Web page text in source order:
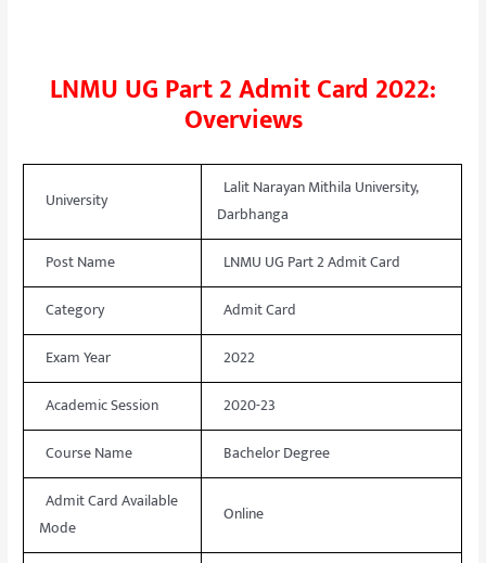
LNMU UG Part 2 Admit Card 2022:
Overviews
University
Lalit Narayan Mithila University,
Darbhanga
Post Name
LNMU UG Part 2 Admit Card
Category
Admit Card
Exam Year
2022
Academic Session
2020-23
Course Name
Bachelor Degree
Admit Card Available
Mode
Online